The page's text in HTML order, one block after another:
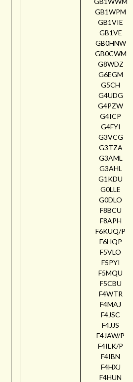
GB1WPM
GB1VIE
GB1VE
GB0HNW
GB0CWM
G8WDZ
G6EGM
G5CH
G4UDG
G4PZW
G4ICP
G4FYI
G3VCG
G3TZA
G3AML
G3AHL
G1KDU
G0LLE
G0DLO
F8BCU
F8APH
F6KUQ/P
F6HQP
F5VLO
F5PYI
F5MQU
F5CBU
F4WTR
F4MAJ
F4JSC
F4JJS
F4JAW/P
F4ILK/P
F4IBN
F4HXJ
F4HUN